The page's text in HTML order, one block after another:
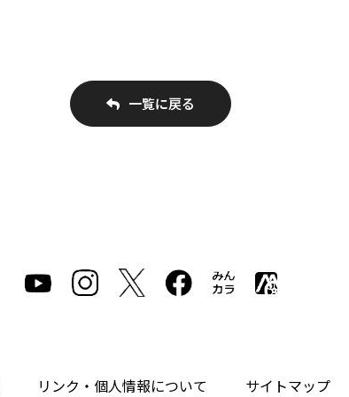
一覧に戻る
リンク・個人情報について サイトマップ